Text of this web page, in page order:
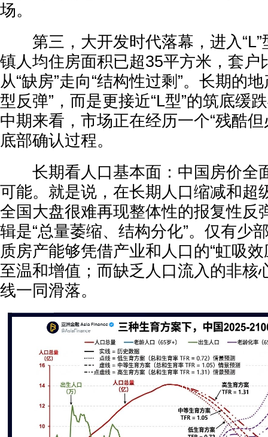
场。
第三，大开发时代落幕，进入“L”
镇人均住房面积已超35平方米，套户
从“缺房”走向“结构性过剩”。长期的
型反弹”，而是更接近“L型”的筑底缓
中期来看，市场正在经历一个“残酷
底部确认过程。
长期看人口基本面：中国房价全
可能。就是说，在长期人口缩减和超
全国大盘很难再现整体性的报复性反
辑是“总量萎缩、结构分化”。仅有少
质房产能够凭借产业和人口的“虹吸
至温和增值；而缺乏人口流入的非核
线一同滑落。